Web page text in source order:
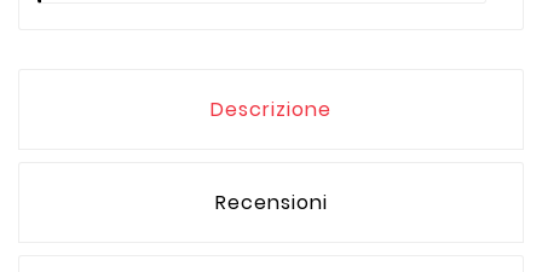
Descrizione
Recensioni